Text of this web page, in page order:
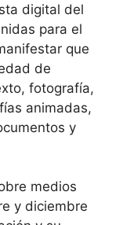
digital del
para el
que
de
fotografía,
animadas,
y
medios
y diciembre